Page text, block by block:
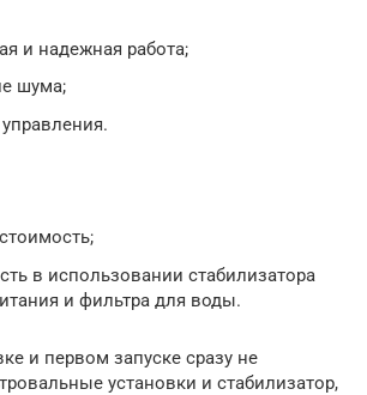
и надежная работа;
шума;
в использовании стабилизатора
и фильтра для воды.
и первом запуске сразу не
установки и стабилизатор,